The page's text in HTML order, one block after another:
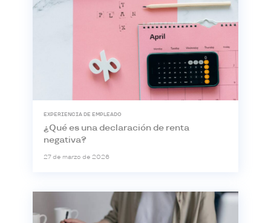
EXPERIENCIA DE EMPLEADO
¿Qué es una declaración de renta
negativa?
27 de marzo de 2026